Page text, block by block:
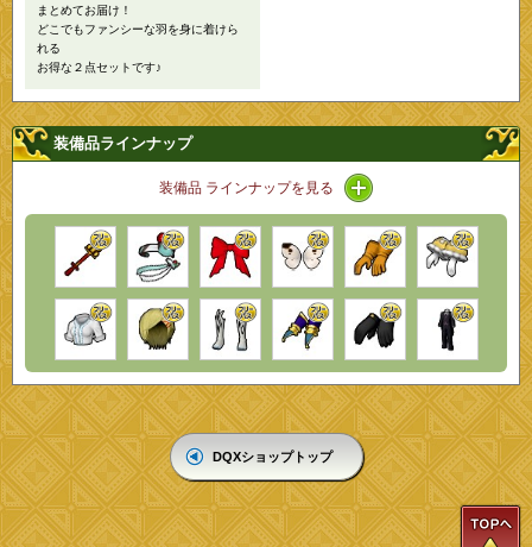
まとめてお届け！
どこでもファンシーな羽を身に着けら
れる
お得な２点セットです♪
装備品ラインナップ
装備品 ラインナップを見る アイコン / ラインナッ
DQXショップトップ